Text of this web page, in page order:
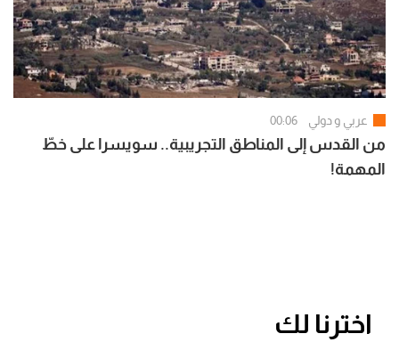
عربي و دولي 00:06
من القدس إلى المناطق التجريبية.. سويسرا على خطّ
المهمة!
اخترنا لك